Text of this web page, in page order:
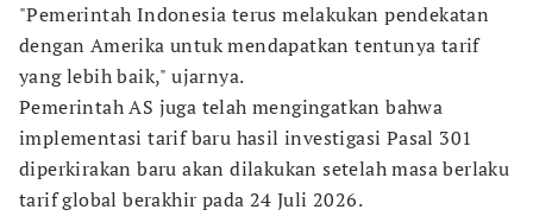
"Pemerintah Indonesia terus melakukan pendekatan
dengan Amerika untuk mendapatkan tentunya tarif
yang lebih baik," ujarnya.
Pemerintah AS juga telah mengingatkan bahwa
implementasi tarif baru hasil investigasi Pasal 301
diperkirakan baru akan dilakukan setelah masa berlaku
tarif global berakhir pada 24 Juli 2026.